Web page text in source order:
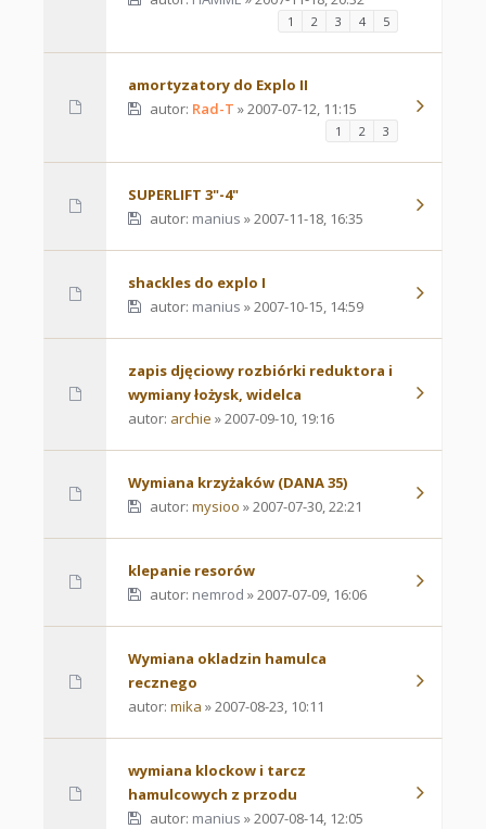
1 2 3 4 5
amortyzatory do Explo II
autor: Rad-T » 2007-07-12, 11:15
1 2 3
SUPERLIFT 3"-4"
autor: manius » 2007-11-18, 16:35
shackles do explo I
autor: manius » 2007-10-15, 14:59
zapis djęciowy rozbiórki reduktora i
wymiany łożysk, widelca
autor: archie » 2007-09-10, 19:16
Wymiana krzyżaków (DANA 35)
autor: mysioo » 2007-07-30, 22:21
klepanie resorów
autor: nemrod » 2007-07-09, 16:06
Wymiana okladzin hamulca
recznego
autor: mika » 2007-08-23, 10:11
wymiana klockow i tarcz
hamulcowych z przodu
autor: manius » 2007-08-14, 12:05